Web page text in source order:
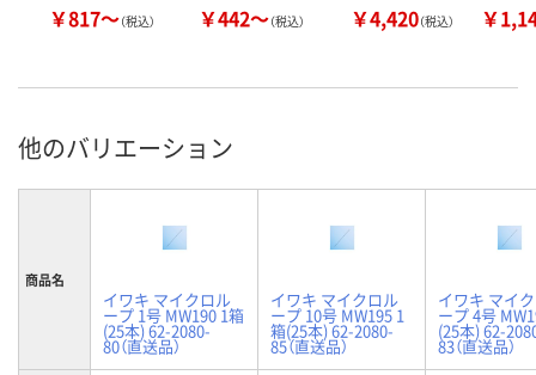
￥817～（税込） ￥442～（税込） ￥4,420（税込） ￥
他のバリエーション
商品名
イワキ マイクロル
ープ 1号 MW190 1箱
(25本) 62-2080-
80（直送品）
イワキ マイクロル
ープ 10号 MW195 1
箱(25本) 62-2080-
85（直送品）
イワキ マイ
ープ 4号
(25本) 62-
83（直送品）